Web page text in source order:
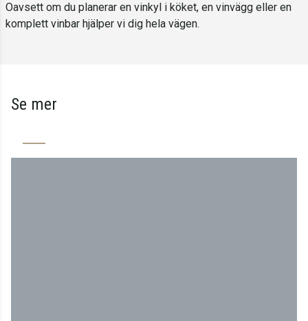
Oavsett om du planerar en vinkyl i köket, en vinvägg eller en
komplett vinbar hjälper vi dig hela vägen.
Se mer